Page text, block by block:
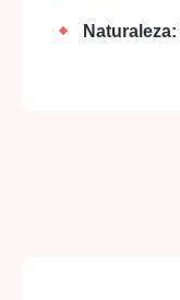
Naturaleza: